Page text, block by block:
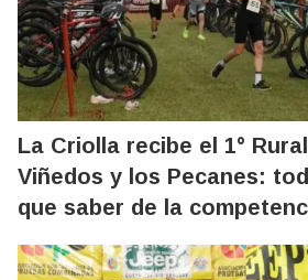
La Criolla recibe el 1°
Viñedos y los Pecanes:
que saber de la